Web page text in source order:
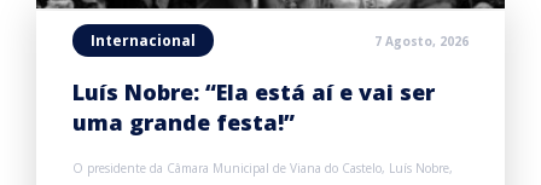
Internacional 7 Agosto, 2026
Luís Nobre: “Ela está aí e vai ser
uma grande festa!”
O presidente da Câmara Municipal de Viana do Castelo, Luís Nobre,